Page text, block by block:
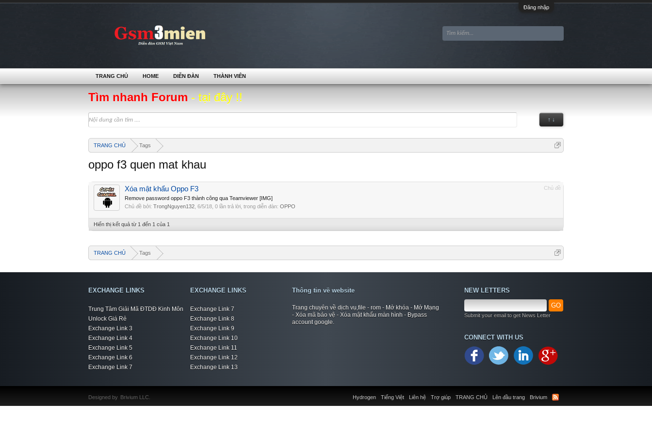
Đăng nhập
Tìm nhanh Forum - tại đây !!
↑ ↓
TRANG CHỦ Tags
oppo f3 quen mat khau
Chủ đề
Xóa mật khẩu Oppo F3
Remove password oppo F3 thành công qua Teamviewer [IMG]
Chủ đề bởi: TrongNguyen132 6/5/18 , 0 lần trả lời, trong diễn đàn: OPPO
Hiển thị kết quả từ 1 đến 1 của 1
TRANG CHỦ Tags
TRANG CHỦ HOME DIỄN ĐÀN THÀNH VIÊN
EXCHANGE LINKS
Trung Tâm Giải Mã ĐTDĐ Kinh Môn
Unlock Giá Rẻ
Exchange Link 3
Exchange Link 4
Exchange Link 5
Exchange Link 6
Exchange Link 7
EXCHANGE LINKS
Exchange Link 7
Exchange Link 8
Exchange Link 9
Exchange Link 10
Exchange Link 11
Exchange Link 12
Exchange Link 13
Thông tin về website
Trang chuyên về dịch vụ,file - rom - Mở khóa - Mở Mạng
- Xóa mã bảo vệ - Xóa mật khẩu màn hình - Bypass
account google.
NEW LETTERS
GO
Submit your email to get News Letter
CONNECT WITH US
Liên hệ Trợ giúp TRANG CHỦ Lên đầu trang Brivium
Hydrogen Tiếng Việt
Designed by Brivium LLC.